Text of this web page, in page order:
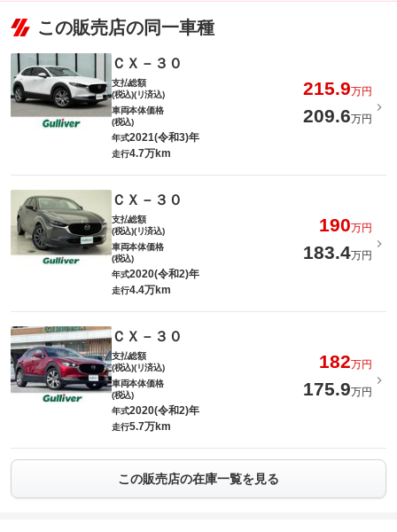
この販売店の同一車種
ＣＸ－３０
支払総額
(税込)(リ済込)
215.9万円
車両本体価格
(税込)
209.6万円
年式2021(令和3)年
走行4.7万km
ＣＸ－３０
支払総額
(税込)(リ済込)
190万円
車両本体価格
(税込)
183.4万円
年式2020(令和2)年
走行4.4万km
ＣＸ－３０
支払総額
(税込)(リ済込)
182万円
車両本体価格
(税込)
175.9万円
年式2020(令和2)年
走行5.7万km
この販売店の在庫一覧を見る